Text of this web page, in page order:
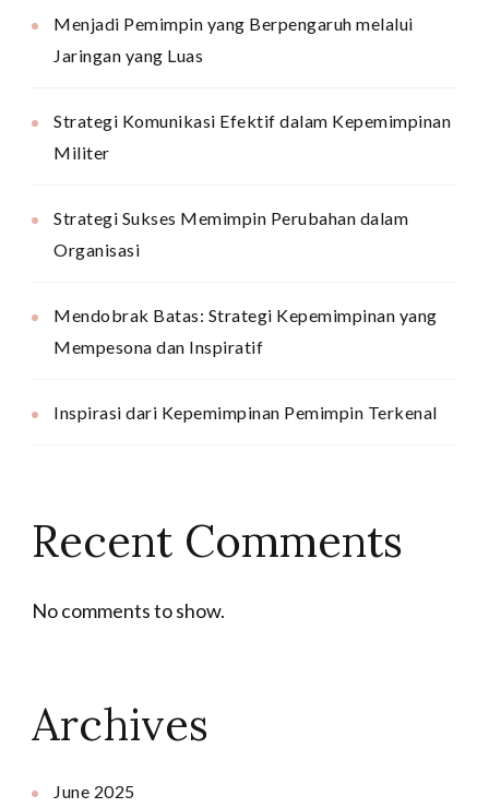
Menjadi Pemimpin yang Berpengaruh melalui
Jaringan yang Luas
Strategi Komunikasi Efektif dalam Kepemimpinan
Militer
Strategi Sukses Memimpin Perubahan dalam
Organisasi
Mendobrak Batas: Strategi Kepemimpinan yang
Mempesona dan Inspiratif
Inspirasi dari Kepemimpinan Pemimpin Terkenal
Recent Comments
No comments to show.
Archives
June 2025